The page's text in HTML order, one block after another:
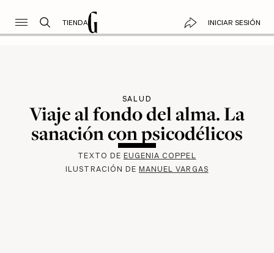
TIENDA INICIAR SESIÓN
SALUD
Viaje al fondo del alma. La
sanación con psicodélicos
TEXTO DE EUGENIA COPPEL
ILUSTRACIÓN DEMANUEL VARGAS